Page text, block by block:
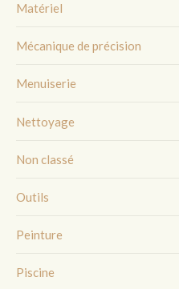
Matériel
Mécanique de précision
Menuiserie
Nettoyage
Non classé
Outils
Peinture
Piscine